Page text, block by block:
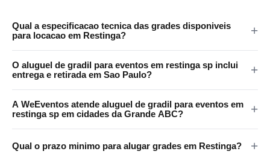
Qual a especificacao tecnica das grades disponiveis
para locacao em Restinga?
pontos e tratamento anticorrosao. Certificadas para eventos
O aluguel de gradil para eventos em restinga sp inclui
entrega e retirada em Sao Paulo?
Paulo e Grande SP. Atendemos Restinga e regiao
A WeEventos atende aluguel de gradil para eventos em
restinga sp em cidades da Grande ABC?
Diadema e Maua. Consulte disponibilidade pelo WhatsApp.
Qual o prazo minimo para alugar grades em Restinga?